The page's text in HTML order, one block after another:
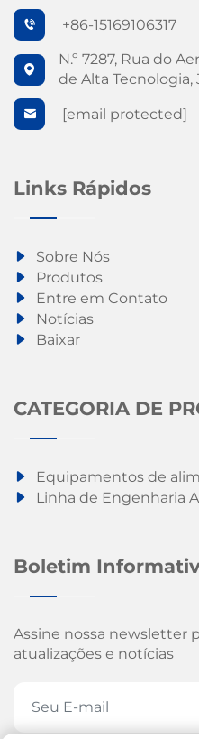
+86-15169106317
N.º 7287, Rua do
de Alta Tecnologia,
[email protected]
Links Rápidos
Sobre Nós
Produtos
Entre em Contato
Notícias
Baixar
CATEGORIA DE
Equipamentos de
Linha de Engenharia
Boletim
Assine nossa newsletter
atualizações e notícias